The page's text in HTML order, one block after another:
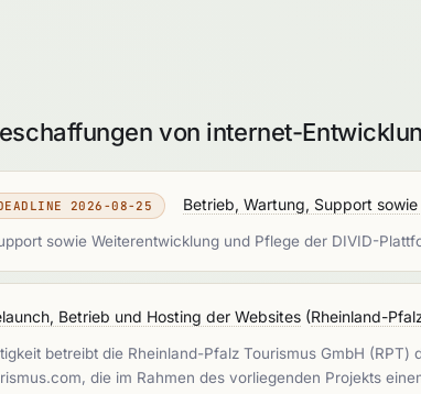
von internet-
2026-08-25 Betrieb, Wartung, Support
sowie Weiterentwicklung und Pflege der DIVID-
Betrieb und Hosting der Websites (Rheinland-
betreibt die Rheinland-Pfalz Tourismus GmbH
die im Rahmen des vorliegenden Projekts